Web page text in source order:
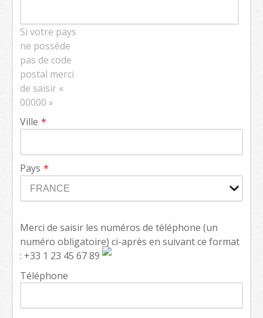
Si votre pays
ne possède
pas de code
postal merci
de saisir «
00000 »
Ville
Pays
Merci de saisir les numéros de téléphone (un
numéro obligatoire) ci-après en suivant ce format
: +33 1 23 45 67 89
Téléphone